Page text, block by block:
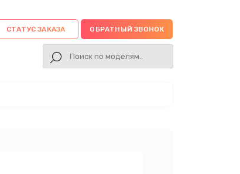
СТАТУС ЗАКАЗА ОБРАТНЫЙ ЗВОНОК